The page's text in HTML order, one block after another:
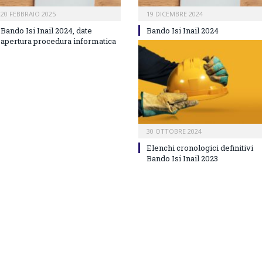
20 FEBBRAIO 2025
Bando Isi Inail 2024, date
apertura procedura informatica
19 DICEMBRE 2024
Bando Isi Inail 2024
30 OTTOBRE 2024
Elenchi cronologici definitivi
Bando Isi Inail 2023